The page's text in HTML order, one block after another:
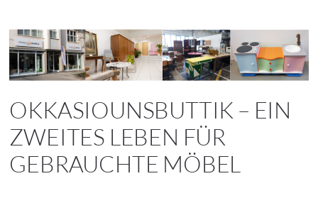
OKKASIOUNSBUTTIK – EIN
ZWEITES LEBEN FÜR
GEBRAUCHTE MÖBEL